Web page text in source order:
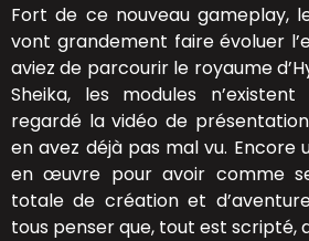
Fort de ce nouveau gameplay,
vont grandement faire évoluer
aviez de parcourir le royaume
Sheika, les modules
regardé la vidéo de
en avez déjà pas mal vu. Encore
en œuvre pour avoir comme
totale de création et
tous penser que, tout est scripté,